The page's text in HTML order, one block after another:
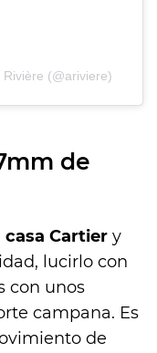
(@ariviere)
de
casa Cartier y
lucirlo con
con unos
campana. Es
de